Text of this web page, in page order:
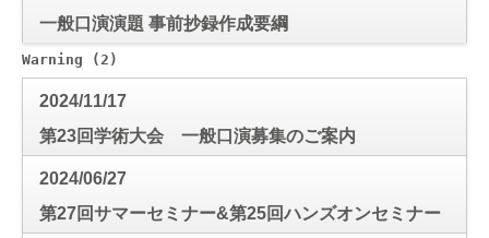
一般口演演題 事前抄録作成要綱
Warning (2)
2024/11/17
第23回学術大会 一般口演募集のご案内
2024/06/27
第27回サマーセミナー&第25回ハンズオンセミナー